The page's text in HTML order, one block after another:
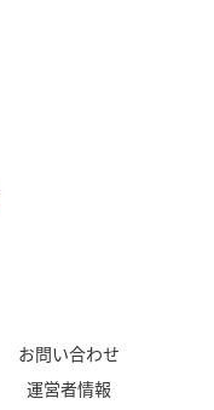
お問い合わせ
運営者情報